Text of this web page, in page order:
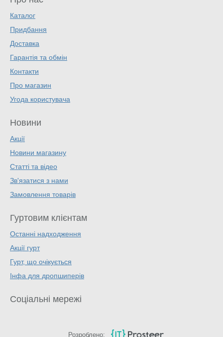
Каталог
Придбання
Доставка
Гарантія та обмін
Контакти
Про магазин
Угода користувача
Новини
Акції
Новини магазину
Статті та відео
Зв'язатися з нами
Замовлення товарів
Гуртовим клієнтам
Останні надходження
Акції гурт
Гурт, що очікується
Інфа для дропшиперів
Соціальні мережі
Розроблено: